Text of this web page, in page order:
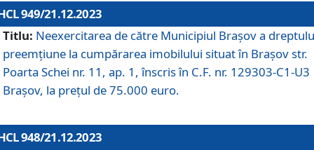
949/21.12.2023
Titlu: Neexercitarea de către Municipiul Brașov a
preemțiune la cumpărarea imobilului situat în Brașov str.
Poarta Schei nr. 11, ap. 1, înscris în C.F. nr. 129303-C1-U3
Brașov, la prețul de 75.000 euro.
948/21.12.2023